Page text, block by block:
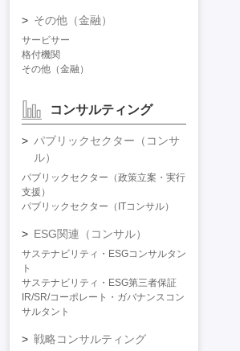
その他（金融）
サービサー
格付機関
その他（金融）
コンサルティング
パブリックセクター（コンサ
ル）
パブリックセクター（政策立案・実行
支援）
パブリックセクター（ITコンサル）
ESG関連（コンサル）
サステナビリティ・ESGコンサルタン
ト
サステナビリティ・ESG第三者保証
IR/SR/コーポレート・ガバナンスコン
サルタント
戦略コンサルティング